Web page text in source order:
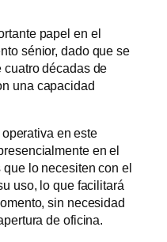
papel en el
sénior, dado que se
cuatro décadas de
una capacidad
en este
en el
lo necesiten con el
uso, lo que facilitará
sin necesidad
de oficina.